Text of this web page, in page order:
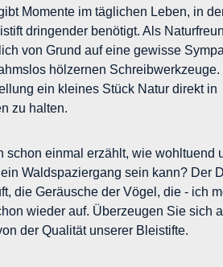
Momente im täglichen Leben, in
dringender benötigt. Als
von Grund auf eine gewisse
hölzernen Schreibwerkzeuge.
ein kleines Stück Natur direkt in
zu halten.
schon einmal erzählt, wie wohltuend
Waldspaziergang sein kann? Der
die Geräusche der Vögel, die - ich
wieder auf. Überzeugen Sie sich
der Qualität unserer Bleistifte.